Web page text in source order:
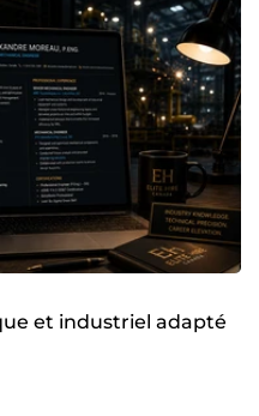
et industriel adapté